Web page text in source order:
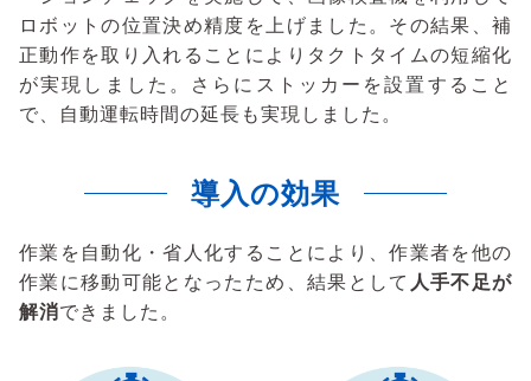
ロボットの位置決め精度を上げました。その結果、補
正動作を取り入れることによりタクトタイムの短縮化
が実現しました。さらにストッカーを設置すること
で、自動運転時間の延長も実現しました。
導入の効果
作業を自動化・省人化することにより、作業者を他の
作業に移動可能となったため、結果として 人手不足が
解消できました。